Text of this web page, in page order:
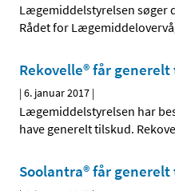
Lægemiddelstyrelsen søger
Rådet for
Rekovelle® får
|6. januar 2017 |
Lægemiddelstyrelsen har
have generelt tilskud.
Soolantra® får